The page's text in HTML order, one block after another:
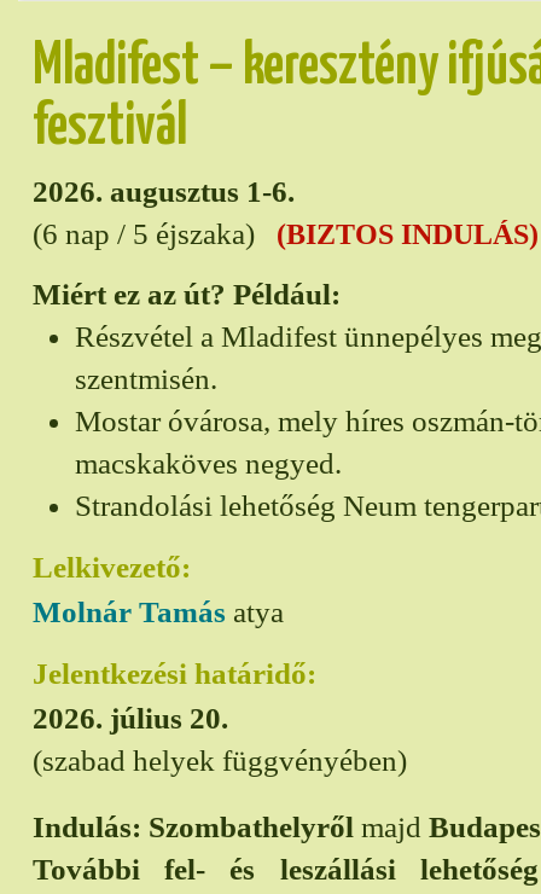
Mladifest – keresztény
fesztivál
2026. augusztus 1-6.
(6 nap / 5 éjszaka) (BIZTOS INDULÁS)
Miért ez az út? Például:
Részvétel a Mladifest ünnepélyes
szentmisén.
Mostar óvárosa, mely híres oszmán-
macskaköves negyed.
Strandolási lehetőség Neum
Lelkivezető:
Molnár Tamás atya
Jelentkezési határidő:
2026. július 20.
(szabad helyek függvényében)
Indulás: Szombathelyről majd
További fel- és leszállási